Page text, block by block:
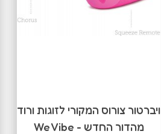
ויברטור צורוס המקורי לזוגות ורוד
מהדור החדש We Vibe -